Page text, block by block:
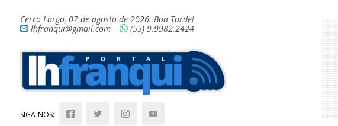
Cerro Largo, 07 de agosto de 2026. Boa Tarde!
lhfranqui@gmail.com
(55) 9.9982.2424
SIGA-NOS: